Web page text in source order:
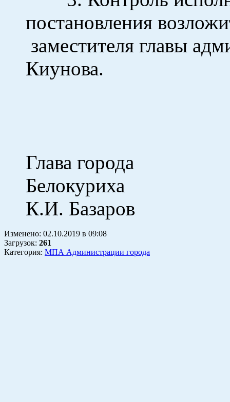
постановления
заместителя главы
Киунова.
Глава города
К.И. Базаров
Изменено: 02.10.2019 в 09:08
Загрузок: 261
Категория: МПА Администрации города